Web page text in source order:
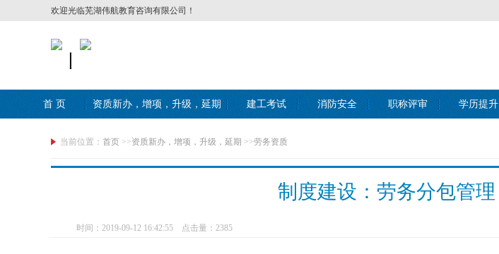
欢迎光临芜湖伟航教育咨询有限公司！
首 页 资质新办，增项，升级，延期 建工考试 消防安全 职称评审 学历提升
当前位置： 首页 >>资质新办，增项，升级，延期 >>劳务资质
制度建设：劳务分包管理
时间：2019-09-12 16:42:55 点击量： 2385